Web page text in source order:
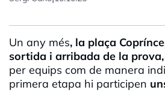
Un any més, la plaça
sortida i arribada de la prova,
per equips com de manera
primera etapa hi participen